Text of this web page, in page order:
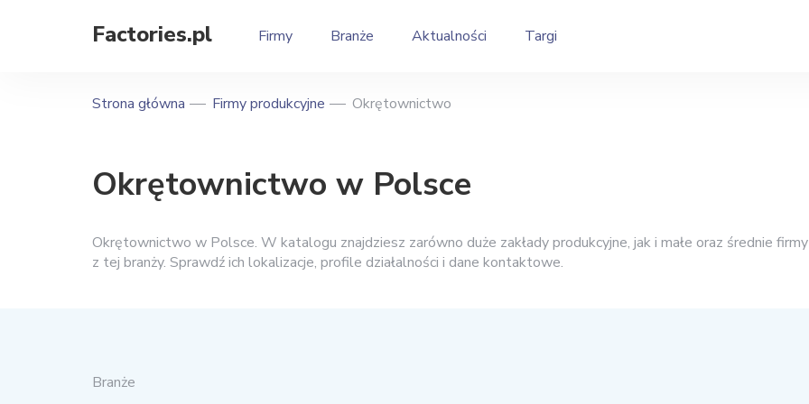
Factories.pl Firmy Branże Aktualności Targi
Strona główna Firmy produkcyjne Okrętownictwo
Okrętownictwo w Polsce
Okrętownictwo w Polsce. W katalogu znajdziesz zarówno duże zakłady produkcyjne, jak i małe oraz średnie firmy
z tej branży. Sprawdź ich lokalizacje, profile działalności i dane kontaktowe.
Branże